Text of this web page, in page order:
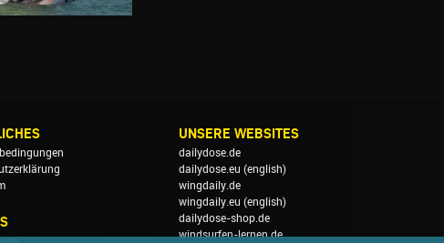
UNSERE WEBSITES
dailydose.de
dailydose.eu (english)
wingdaily.de
wingdaily.eu (english)
dailydose-shop.de
windsurfen-lernen.de